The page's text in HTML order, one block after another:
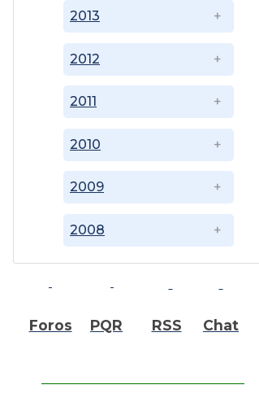
2008
2009
2010
2011
2012
2013
Foros PQR RSS Chat